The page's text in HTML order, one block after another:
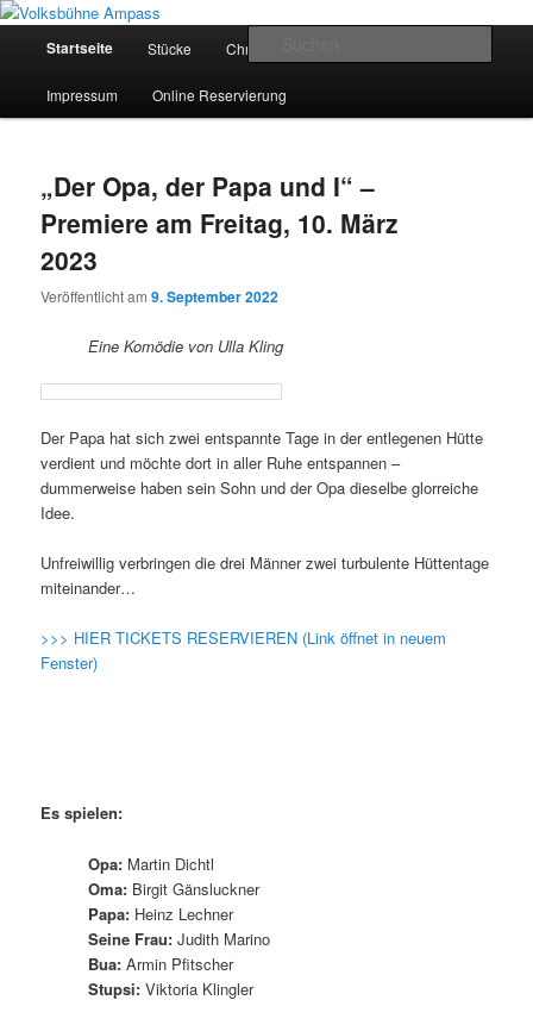
Zum
Zum
sekundären
wechselnVolksbühne Ampass
HauptmenüStartseite Stücke Chronik
Impressum Online Reservierung
„Der Opa, der Papa und I“ –
Premiere am Freitag, 10. März
2023
Veröffentlicht am9. September 2022
Eine Komödie von Ulla Kling
Der Papa hat sich zwei entspannte Tage in der entlegenen Hütte
verdient und möchte dort in aller Ruhe entspannen –
dummerweise haben sein Sohn und der Opa dieselbe glorreiche
Idee.
Unfreiwillig verbringen die drei Männer zwei turbulente Hüttentage
miteinander…
>>> HIER TICKETS RESERVIEREN (Link öffnet in neuem
Fenster)
Es spielen:
Opa: Martin Dichtl
Oma: Birgit Gänsluckner
Papa: Heinz Lechner
Seine Frau: Judith Marino
Bua: Armin Pfitscher
Stupsi: Viktoria Klingler